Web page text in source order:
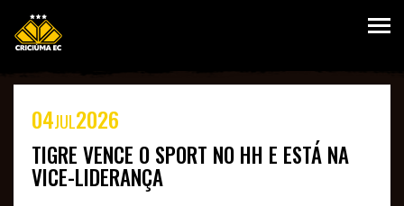
HOME
04JUL2026
TIGRE VENCE O SPORT NO HH E ESTÁ NA
VICE-LIDERANÇA